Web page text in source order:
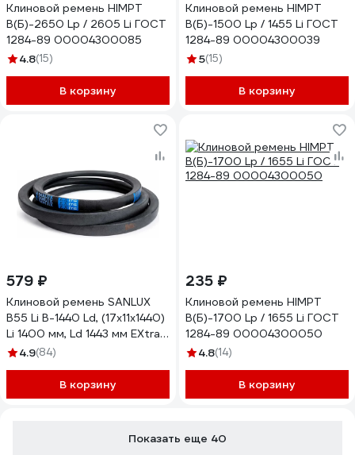
Клиновой ремень HIMPT
В(Б)-2650 Lp / 2605 Li ГОСТ
1284-89 00004300085
4.8(15)
В корзину
Клиновой ремень HIMPT
В(Б)-1500 Lp / 1455 Li ГОСТ
1284-89 00004300039
5(15)
В корзину
579 ₽
Клиновой ремень SANLUX
B55 Li B-1440 Ld, (17x11x1440)
Li 1400 мм, Ld 1443 мм EXtra,
B55SANEX
4.9(84)
В корзину
235 ₽
Клиновой ремень HIMPT
В(Б)-1700 Lp / 1655 Li ГОСТ
1284-89 00004300050
4.8(14)
В корзину
Показать еще 40